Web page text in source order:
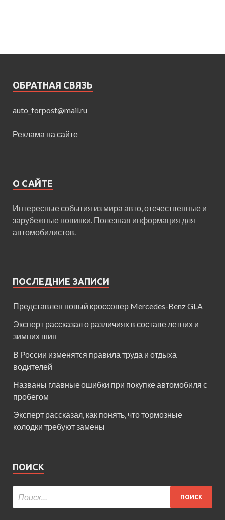
ОБРАТНАЯ СВЯЗЬ
auto_forpost@mail.ru
Реклама на сайте
О САЙТЕ
Интересные события из мира авто, отечественные и
зарубежные новинки. Полезная информация для
автомобилистов.
ПОСЛЕДНИЕ ЗАПИСИ
Представлен новый кроссовер Mercedes-Benz GLA
Эксперт рассказал о различиях в составе летних и
зимних шин
В России изменятся правила труда и отдыха
водителей
Названы главные ошибки при покупке автомобиля с
пробегом
Эксперт рассказал, как понять, что тормозные
колодки требуют замены
ПОИСК